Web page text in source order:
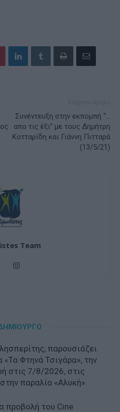
Συνέντευξη στην εκπομπή “…
απο τις έξι” με τους Δημήτρη
Κοτταρίδη και Γιάννη Πιτταρά
(13/5/21)
Team
παρουσιάζει
«Τα Φτηνά Τσιγάρα», την
στις 7/8/2026, στις
παραλία «Αλυκή»
προβολή του Cine